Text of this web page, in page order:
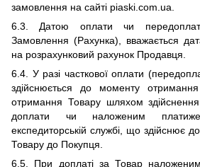
замовлення на сайті piaski com ua
6.3. Датою оплати чи
Замовлення (Рахунка), вважається
на розрахунковий рахунок Продавця.
6.4. У разі часткової оплати
здійснюється до моменту
отримання Товару шляхом здійснення
доплати чи наложеним
експедиторській службі, що здійснює
Товару до Покупця.
6.5. При доплаті за Товар